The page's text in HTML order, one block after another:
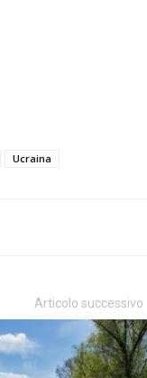
Ucraina
Articolo successivo